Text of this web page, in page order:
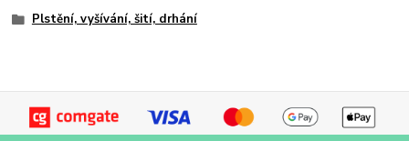
Plstění, vyšívání, šití, drhání